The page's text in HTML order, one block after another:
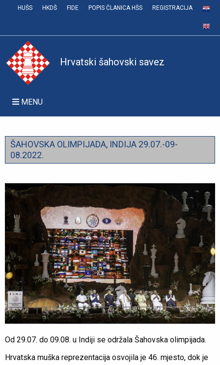
HUŠS HKDŠ FIDE POPIS ČLANICA HŠS REGISTRACIJA
Hrvatski šahovski savez
MENU
ŠAHOVSKA OLIMPIJADA, INDIJA 29.07.-09-
08.2022.
Od 29.07. do 09.08. u Indiji se održala Šahovska olimpijada.
Hrvatska muška reprezentacija osvojila je 46. mjesto, dok je